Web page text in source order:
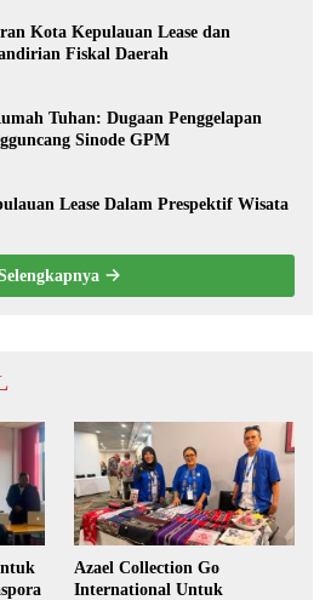
Kota Kepulauan Lease dan
Fiskal Daerah
Tuhan: Dugaan Penggelapan
Sinode GPM
Lease Dalam Prespektif Wisata
Azael Collection Go
International Untuk